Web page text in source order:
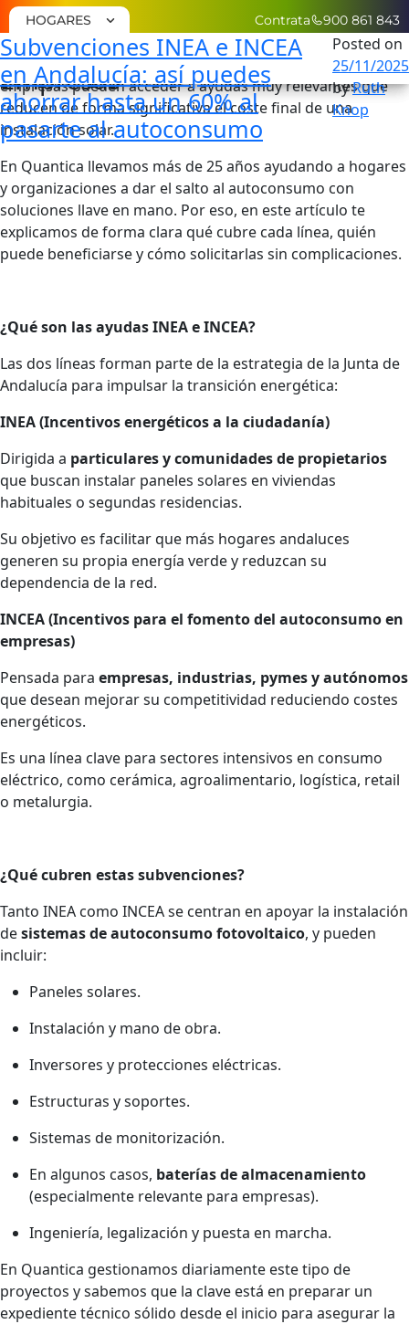
HOGARES Contrata 900 861 843
PLACAS
SOLARES
Placas
Solares
Baterías
Solares
Backup
Quantica
Plus
Factura
De Luz
A 0
AEROTERMIA
TARIFAS
LUZ
PLAN
AMIGO
CONTACTO
Etiqueta:Autoconsumo
Empresas
Subvenciones INEA e INCEA
en Andalucía: así puedes
ahorrar hasta un 60% al
pasarte al autoconsumo
Posted on
25/11/2025
byRuth
Knop
Andalucía vuelve a apostar fuerte por el autoconsumo.
Con la activación de las líneasINEAeINCEA , particulares y
empresas pueden acceder a ayudas muy relevantes que
reducen de forma significativa el coste final de una
instalación solar.
En Quantica llevamos más de 25 años ayudando a hogares
y organizaciones a dar el salto al autoconsumo con
soluciones llave en mano. Por eso, en este artículo te
explicamos de forma clara qué cubre cada línea, quién
puede beneficiarse y cómo solicitarlas sin complicaciones.
¿Qué son las ayudas INEA e INCEA?
Las dos líneas forman parte de la estrategia de la Junta de
Andalucía para impulsar la transición energética:
INEA (Incentivos energéticos a la ciudadanía)
Dirigida a particulares y comunidades de propietarios
que buscan instalar paneles solares en viviendas
habituales o segundas residencias.
Su objetivo es facilitar que más hogares andaluces
generen su propia energía verde y reduzcan su
dependencia de la red.
INCEA (Incentivos para el fomento del autoconsumo en
empresas)
Pensada para empresas, industrias, pymes y autónomos
que desean mejorar su competitividad reduciendo costes
energéticos.
Es una línea clave para sectores intensivos en consumo
eléctrico, como cerámica, agroalimentario, logística, retail
o metalurgia.
¿Qué cubren estas subvenciones?
Tanto INEA como INCEA se centran en apoyar la instalación
desistemas de autoconsumo fotovoltaico, y pueden
incluir:
Paneles solares.
Instalación y mano de obra.
Inversores y protecciones eléctricas.
Estructuras y soportes.
Sistemas de monitorización.
En algunos casos, baterías de almacenamiento
(especialmente relevante para empresas).
Ingeniería, legalización y puesta en marcha.
En Quantica gestionamos diariamente este tipo de
proyectos y sabemos que la clave está en preparar un
expediente técnico sólido desde el inicio para asegurar la